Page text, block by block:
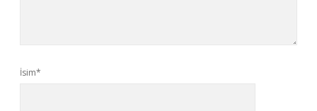
İsim*